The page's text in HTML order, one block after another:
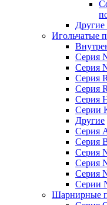
Игольчатые
Серия
Серия
Серия
Серия
Серия
Серии
Другие
Серия
Серия
Серия
Серия
Серия
Серии
Шарнирные